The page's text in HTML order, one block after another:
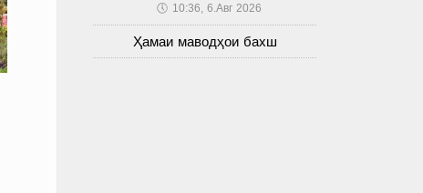
🕔 10:36, 6.Авг 2026
Ҳамаи маводҳои бахш